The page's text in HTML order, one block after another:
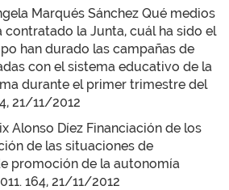
Marqués Sánchez Qué medios
la Junta, cuál ha sido el
han durado las campañas de
con el sistema educativo de la
durante el primer trimestre del
21/11/2012
Alonso Díez Financiación de los
de las situaciones de
promoción de la autonomía
164, 21/11/2012